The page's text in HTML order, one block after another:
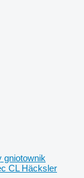
gniotownik
CL Häcksler